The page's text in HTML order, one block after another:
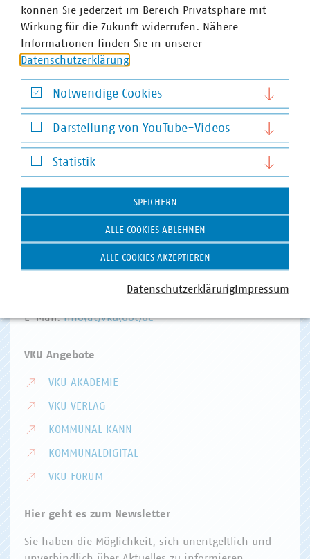
Zum
Hausanschrift und Kontakt
VKU-Hauptgeschäftsstelle
Invalidenstr. 91
10115 Berlin
E-Mail:info(at)vku(dot)de
VKU Angebote
VKU AKADEMIE
VKU VERLAG
KOMMUNAL KANN
KOMMUNALDIGITAL
VKU FORUM
Hier geht es zum Newsletter
Sie haben die Möglichkeit, sich unentgeltlich und
können Sie jederzeit im Bereich Privatsphäre mit
Wirkung für die Zukunft widerrufen. Nähere
Informationen finden Sie in unserer
Datenschutzerklärung.
Notwendige Cookies
Notwendige Cookies
Darstellung von YouTube-Videos
Darstellung von YouTube-Videos
Statistik
Statistik
SPEICHERN
ALLE COOKIES ABLEHNEN
ALLE COOKIES AKZEPTIEREN
DatenschutzerklärungImpressum